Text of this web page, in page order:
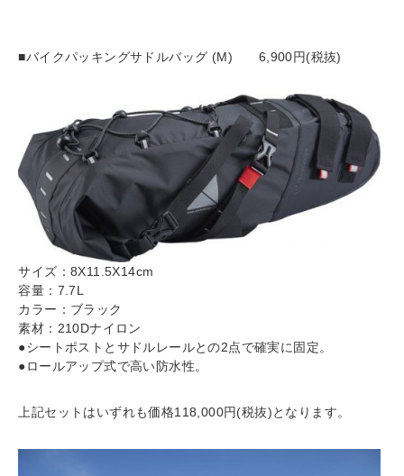
■バイクパッキングサドルバッグ (M) 6,900円(税抜)
サイズ：8X11.5X14cm
容量：7.7L
カラー：ブラック
素材：210Dナイロン
●シートポストとサドルレールとの2点で確実に固定。
●ロールアップ式で高い防水性。
上記セットはいずれも価格118,000円(税抜)となります。